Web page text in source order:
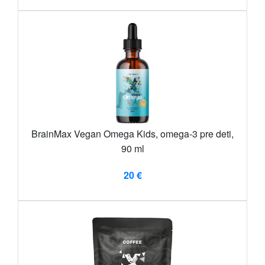
BrainMax Vegan Omega Kids, omega-3 pre deti,
90 ml
20 €